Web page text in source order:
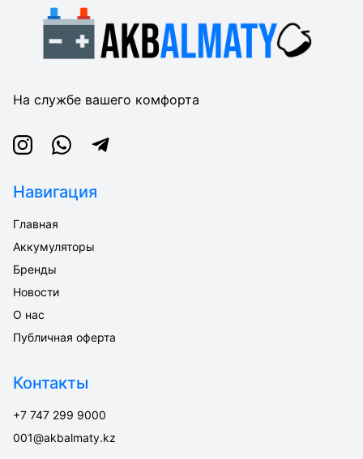
На службе вашего комфорта
InstagramWhatsappTelegram
Навигация
Главная
Аккумуляторы
Бренды
Новости
О нас
Публичная оферта
Контакты
+7 747 299 9000
001@akbalmaty.kz